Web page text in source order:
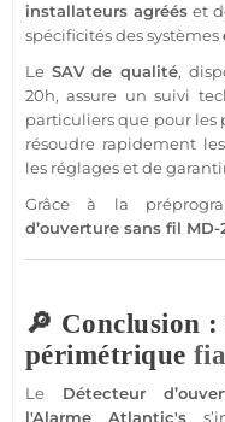
installateurs agréés et
spécificités des systèmes
Le SAV de qualité,
20h, assure un suivi
particuliers que pour les
résoudre rapidement
les réglages et de
Grâce à la
d’ouverture sans fil MD-
🔎 Conclusion
périmétrique
Le Détecteur
l'Alarme Atlantic's